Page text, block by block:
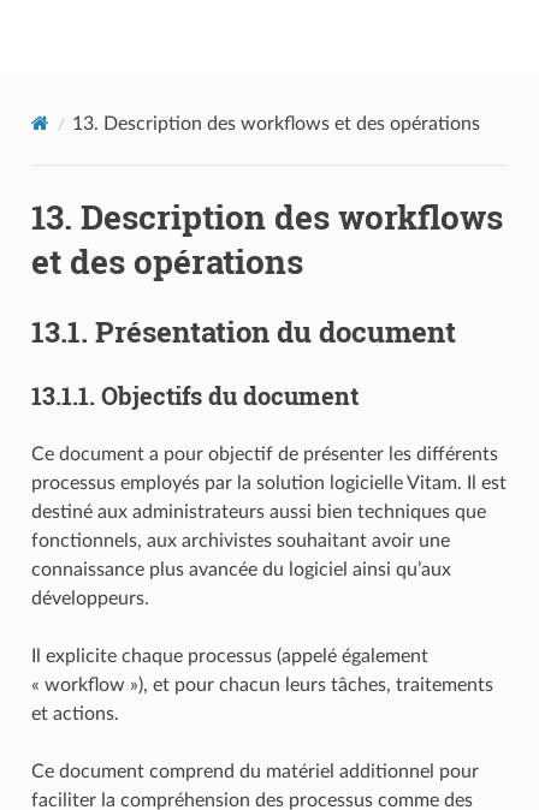
13. Description des workflows et des opérations
13. Description des workflows
et des opérations
13.1. Présentation du document
13.1.1. Objectifs du document
Ce document a pour objectif de présenter les différents
processus employés par la solution logicielle Vitam. Il est
destiné aux administrateurs aussi bien techniques que
fonctionnels, aux archivistes souhaitant avoir une
connaissance plus avancée du logiciel ainsi qu’aux
développeurs.
Il explicite chaque processus (appelé également
« workflow »), et pour chacun leurs tâches, traitements
et actions.
Ce document comprend du matériel additionnel pour
faciliter la compréhension des processus comme des